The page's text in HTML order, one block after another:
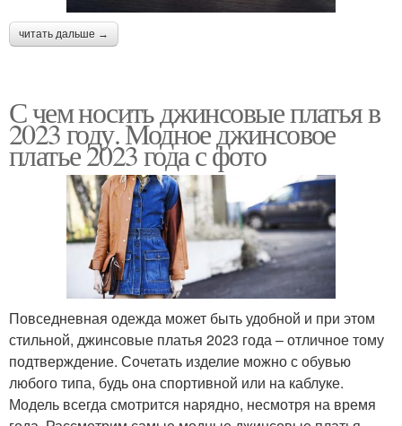
читать дальше →
С чем носить джинсовые платья в
2023 году. Модное джинсовое
платье 2023 года с фото
Повседневная одежда может быть удобной и при этом
стильной, джинсовые платья 2023 года – отличное тому
подтверждение. Сочетать изделие можно с обувью
любого типа, будь она спортивной или на каблуке.
Модель всегда смотрится нарядно, несмотря на время